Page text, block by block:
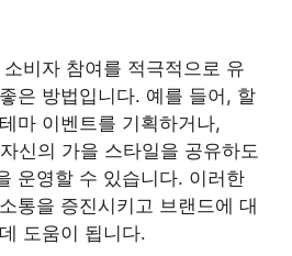
비자 참여를 적극적으로 유
은 방법입니다. 예를 들어, 할
마 이벤트를 기획하거나,
신의 가을 스타일을 공유하도
운영할 수 있습니다. 이러한
통을 증진시키고 브랜드에 대
도움이 됩니다.